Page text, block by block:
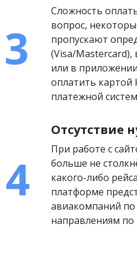
Сложность
вопрос,
пропускают
(Visa/Mastercard),
или в
оплатить картой
платежной
Отсутствие
При работе с
больше не
какого-либо
платформе
авиакомпаний
направлениям по